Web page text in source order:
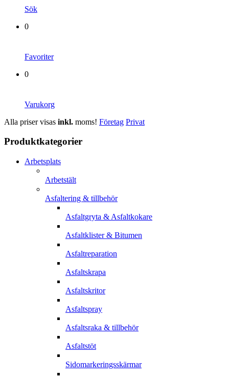
Sök
0
Favoriter
0
Varukorg
Alla priser visas inkl. moms! Företag Privat
Produktkategorier
Arbetsplats
Arbetstält
Asfaltering & tillbehör
Asfaltgryta & Asfaltkokare
Asfaltklister & Bitumen
Asfaltreparation
Asfaltskrapa
Asfaltskritor
Asfaltspray
Asfaltsraka & tillbehör
Asfaltstöt
Sidomarkeringsskärmar